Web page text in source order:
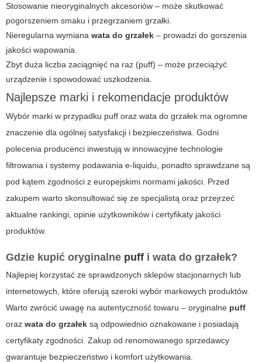
Stosowanie nieoryginalnych akcesoriów – może skutkować
pogorszeniem smaku i przegrzaniem grzałki.
Nieregularna wymiana wata do grzałek – prowadzi do gorszenia
jakości wapowania.
Zbyt duża liczba zaciągnięć na raz (puff) – może przeciążyć
urządzenie i spowodować uszkodzenia.
Najlepsze marki i rekomendacje produktów
Wybór marki w przypadku puff oraz wata do grzałek ma ogromne
znaczenie dla ogólnej satysfakcji i bezpieczeństwa. Godni
polecenia producenci inwestują w innowacyjne technologie
filtrowania i systemy podawania e-liquidu, ponadto sprawdzane są
pod kątem zgodności z europejskimi normami jakości. Przed
zakupem warto skonsultować się ze specjalistą oraz przejrzeć
aktualne rankingi, opinie użytkowników i certyfikaty jakości
produktów.
Gdzie kupić oryginalne puff i wata do grzałek?
Najlepiej korzystać ze sprawdzonych sklepów stacjonarnych lub
internetowych, które oferują szeroki wybór markowych produktów.
Warto zwrócić uwagę na autentyczność towaru – oryginalne puff
oraz wata do grzałek są odpowiednio oznakowane i posiadają
certyfikaty zgodności. Zakup od renomowanego sprzedawcy
gwarantuje bezpieczeństwo i komfort użytkowania.